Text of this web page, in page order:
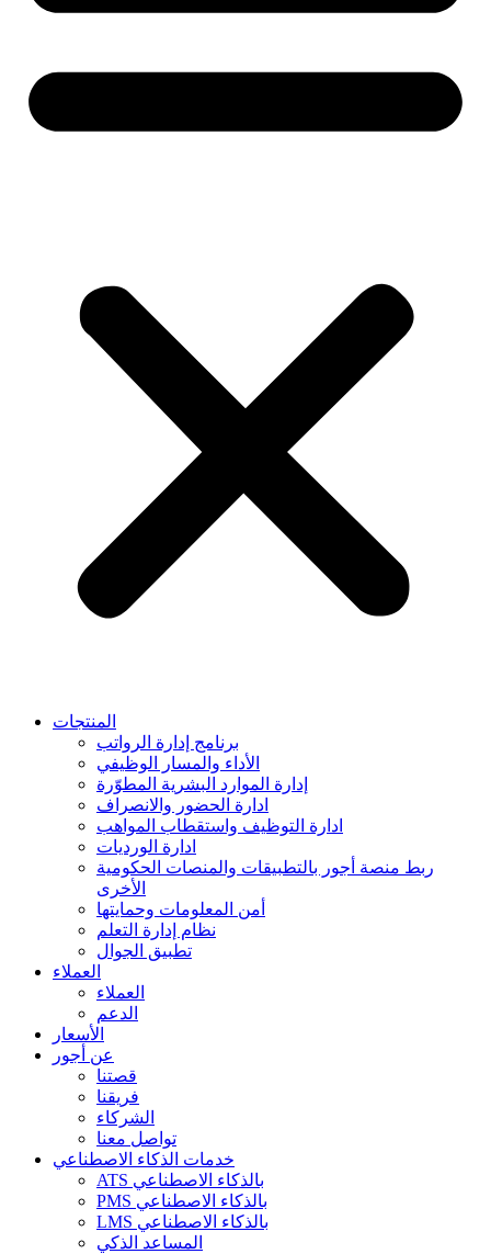
المنتجات
برنامج إدارة الرواتب
الأداء والمسار الوظيفي
إدارة الموارد البشرية المطوّرة
ادارة الحضور والانصراف
ادارة التوظيف واستقطاب المواهب
ادارة الورديات
ربط منصة أجور بالتطبيقات والمنصات الحكومية
الأخرى
أمن المعلومات وحمايتها
نظام إدارة التعلم
تطبيق الجوال
العملاء
العملاء
الدعم
الأسعار
عن أجور
قصتنا
فريقنا
الشركاء
تواصل معنا
خدمات الذكاء الاصطناعي
ATS بالذكاء الاصطناعي
PMS بالذكاء الاصطناعي
LMS بالذكاء الاصطناعي
المساعد الذكي